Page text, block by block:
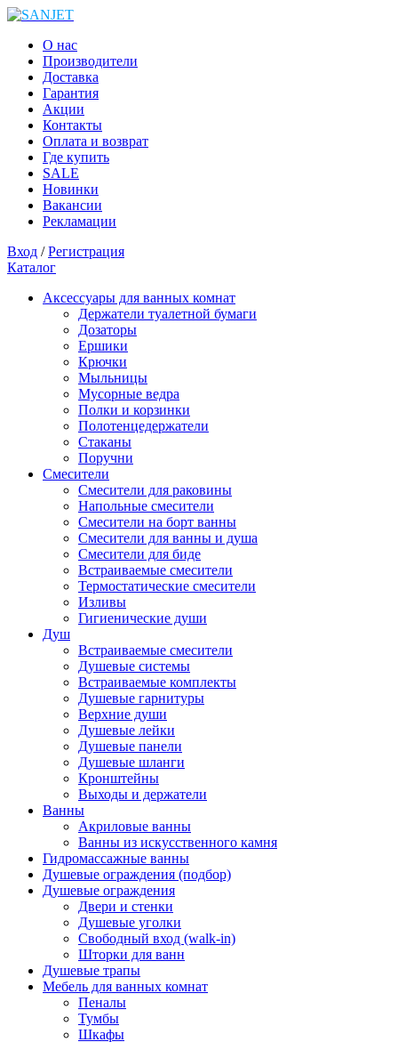
О нас
Производители
Доставка
Гарантия
Акции
Контакты
Оплата и возврат
Где купить
SALE
Новинки
Вакансии
Рекламации
Вход /Регистрация
Каталог
Аксессуары для ванных комнат
Держатели туалетной бумаги
Дозаторы
Ершики
Крючки
Мыльницы
Мусорные ведра
Полки и корзинки
Полотенцедержатели
Стаканы
Поручни
Смесители
Смесители для раковины
Напольные смесители
Смесители на борт ванны
Смесители для ванны и душа
Смесители для биде
Встраиваемые смесители
Термостатические смесители
Изливы
Гигиенические души
Душ
Встраиваемые смесители
Душевые системы
Встраиваемые комплекты
Душевые гарнитуры
Верхние души
Душевые лейки
Душевые панели
Душевые шланги
Кронштейны
Выходы и держатели
Ванны
Акриловые ванны
Ванны из искусственного камня
Гидромассажные ванны
Душевые ограждения (подбор)
Душевые ограждения
Двери и стенки
Душевые уголки
Свободный вход (walk-in)
Шторки для ванн
Душевые трапы
Мебель для ванных комнат
Пеналы
Тумбы
Шкафы